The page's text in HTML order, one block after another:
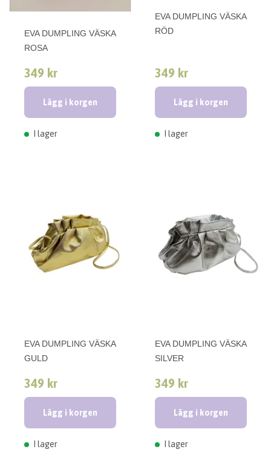
EVA DUMPLING VÄSKA
ROSA
349 kr
Lägg i korgen
I lager
EVA DUMPLING VÄSKA
RÖD
349 kr
Lägg i korgen
I lager
EVA DUMPLING VÄSKA
GULD
349 kr
Lägg i korgen
I lager
EVA DUMPLING VÄSKA
SILVER
349 kr
Lägg i korgen
I lager